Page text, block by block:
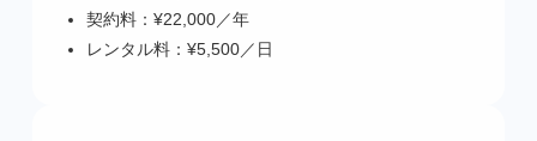
契約料：¥22,000／年
レンタル料：¥5,500／日